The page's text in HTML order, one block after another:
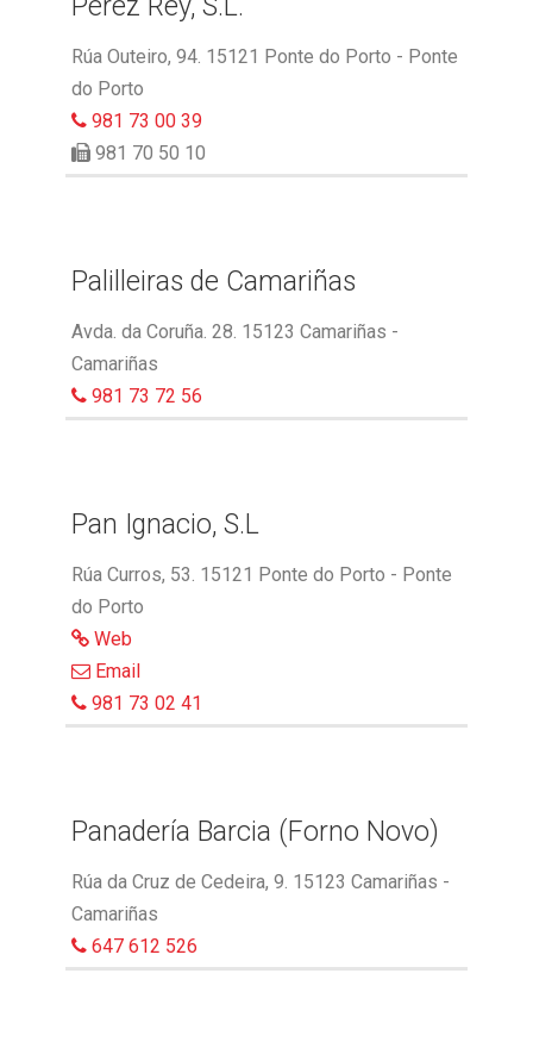
Pérez Rey, S.L.
Rúa Outeiro, 94. 15121 Ponte do Porto - Ponte
do Porto
981 73 00 39
981 70 50 10
Palilleiras de Camariñas
Avda. da Coruña. 28. 15123 Camariñas -
Camariñas
981 73 72 56
Pan Ignacio, S.L
Rúa Curros, 53. 15121 Ponte do Porto - Ponte
do Porto
Web
Email
981 73 02 41
Panadería Barcia (Forno Novo)
Rúa da Cruz de Cedeira, 9. 15123 Camariñas -
Camariñas
647 612 526